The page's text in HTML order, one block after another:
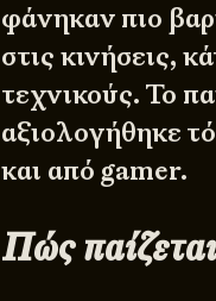
φάνηκαν πιο
στις κινήσεις,
τεχνικούς. Το
αξιολογήθηκε
και από gamer.
Πώς